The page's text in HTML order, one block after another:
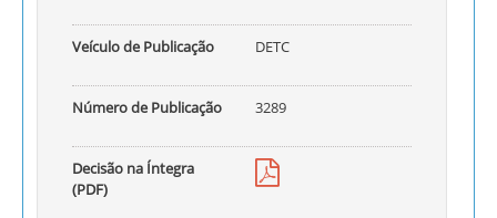
Veículo de Publicação DETC
Número de Publicação 3289
Decisão na Íntegra
(PDF)